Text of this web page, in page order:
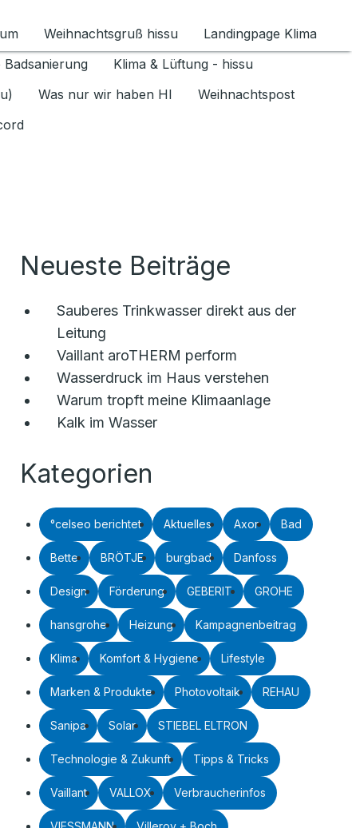
Datenschutz 1.6.2026 umschalten
Weihnachtsgruß hissu
Landingpage Klima
Badsanierung
Klima & Lüftung - hissu
Was nur wir haben HI
Weihnachtspost
Neueste Beiträge
Sauberes Trinkwasser direkt aus der
Leitung
Vaillant aroTHERM perform
Wasserdruck im Haus verstehen
Warum tropft meine Klimaanlage
Kalk im Wasser
Kategorien
°celseo berichtet Aktuelles Axor Bad
Bette BRÖTJE burgbad Danfoss
Design Förderung GEBERIT GROHE
hansgrohe Heizung Kampagnenbeitrag
Klima Komfort & Hygiene Lifestyle
Marken & Produkte Photovoltaik REHAU
Sanipa Solar STIEBEL ELTRON
Technologie & Zukunft Tipps & Tricks
Vaillant VALLOX Verbraucherinfos